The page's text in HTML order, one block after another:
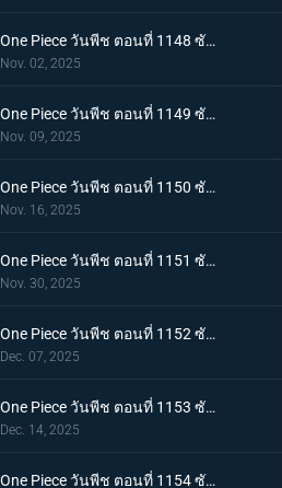
One Piece วันพีช ตอนที่ 1148 ซับไทย ประวัติศาสตร์ที่สาบสูญ - จอยบอย โจรสลัดคนแรก
Nov. 02, 2025
One Piece วันพีช ตอนที่ 1149 ซับไทย ศตวรรษแห่งความว่างเปล่า - การเปิดเผยเกี่ยวกับโลกที่กำลังจมลง
Nov. 09, 2025
One Piece วันพีช ตอนที่ 1150 ซับไทย เคลื่อนยาน! ยักษ์เหล็กเริ่มทำงานแล้ว
Nov. 16, 2025
One Piece วันพีช ตอนที่ 1151 ซับไทย ความฝันของเธอและพ่อของเธอ! อนาคตที่อิสระของบอนนี่
Nov. 30, 2025
One Piece วันพีช ตอนที่ 1152 ซับไทย มรดกจากคุณพ่อและคุณแม่ของเธอ! บอนนี่ส์ นิกา พันช์
Dec. 07, 2025
One Piece วันพีช ตอนที่ 1153 ซับไทย การเปลี่ยนแปลงครั้งใหญ่แห่งยุคสมัย! สีแห่งราชาผู้ยิ่งใหญ่ที่นำทางลูฟี่
Dec. 14, 2025
One Piece วันพีช ตอนที่ 1154 ซับไทย ความจริงเบื้องหลังแผนการลับ - เวก้าพังค์ประกาศชัยชนะ